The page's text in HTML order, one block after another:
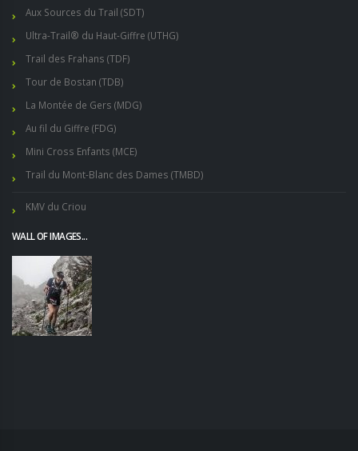
Aux Sources du Trail (SDT)
Ultra-Trail® du Haut-Giffre (UTHG)
Trail des Frahans (TDF)
Tour de Bostan (TDB)
La Montée de Gers (MDG)
Au fil du Giffre (FDG)
Mini Cross Enfants (MCE)
Trail du Mont-Blanc des Dames (TMBD)
KMV du Criou
WALL OF IMAGES...